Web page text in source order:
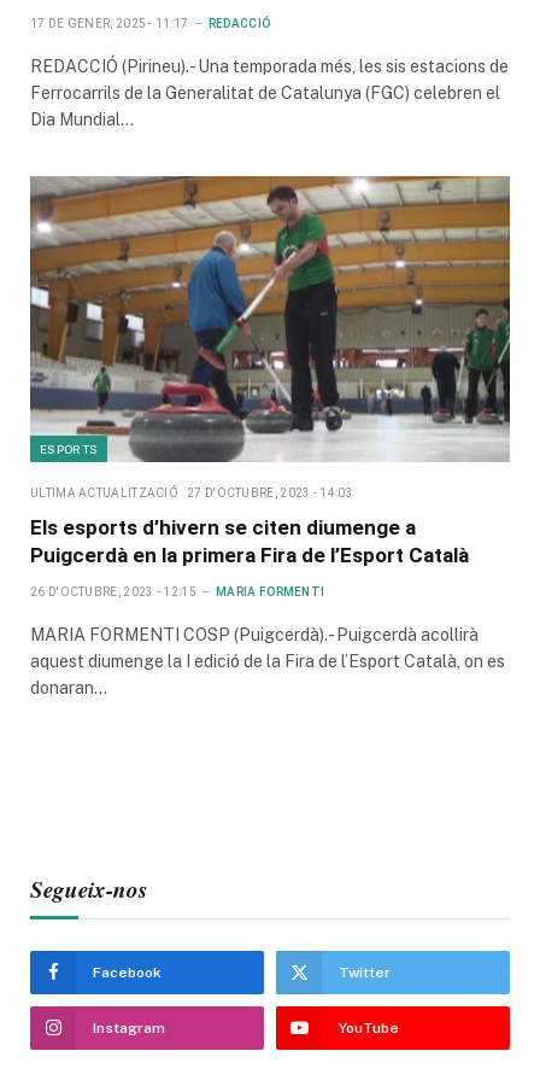
17 DE GENER, 2025 - 11:17 REDACCIÓ
REDACCIÓ (Pirineu).- Una temporada més, les sis estacions de
Ferrocarrils de la Generalitat de Catalunya (FGC) celebren el
Dia Mundial…
ESPORTS
ULTIMA ACTUALITZACIÓ 27 D'OCTUBRE, 2023 - 14:03
Els esports d’hivern se citen diumenge a
Puigcerdà en la primera Fira de l’Esport Català
26 D'OCTUBRE, 2023 - 12:15 MARIA FORMENTI
MARIA FORMENTI COSP (Puigcerdà).- Puigcerdà acollirà
aquest diumenge la I edició de la Fira de l’Esport Català, on es
donaran…
Segueix-nos
Facebook Twitter
Instagram YouTube